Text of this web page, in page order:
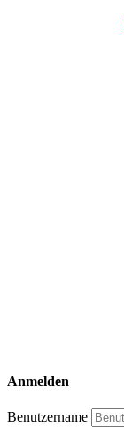
Anmelden
Benutzername